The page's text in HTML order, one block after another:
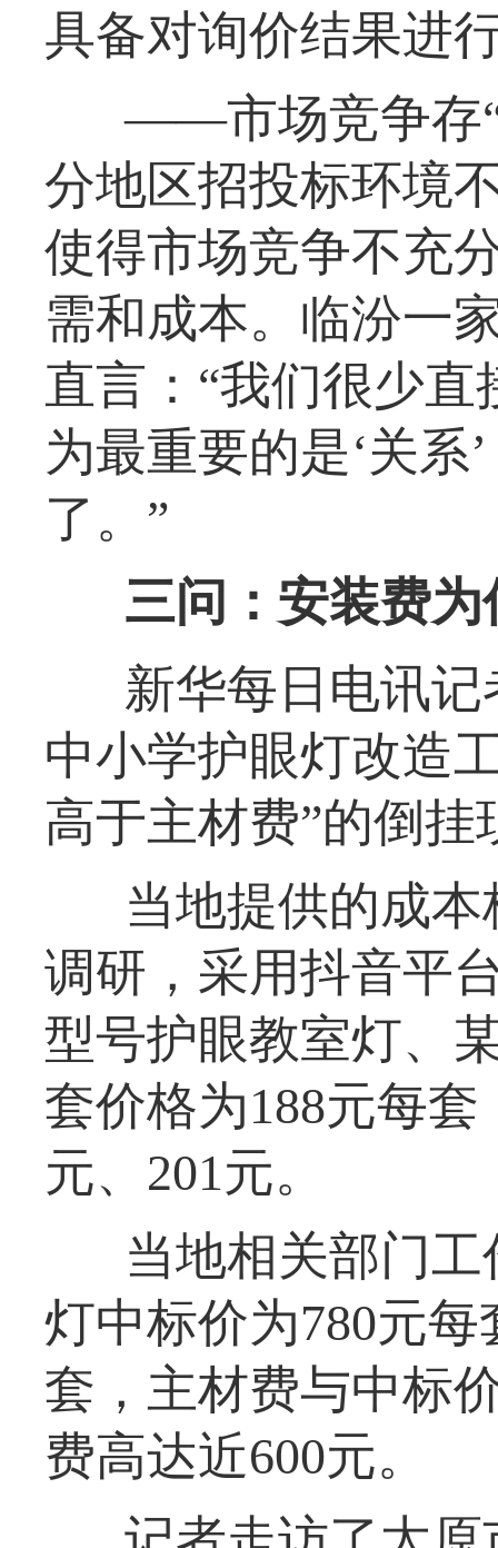
具备对询价结果进
——市场竞争存“
分地区招投标环境
使得市场竞争不充
需和成本。临汾一
直言：“我们很少
为最重要的是‘关系
了。”
三问：安装费
新华每日电讯
中小学护眼灯改造
高于主材费”的倒挂
当地提供的成
调研，采用抖音平
型号护眼教室灯、
套价格为188元每
元、201元。
当地相关部门
灯中标价为780元
套，主材费与中标
费高达近600元。